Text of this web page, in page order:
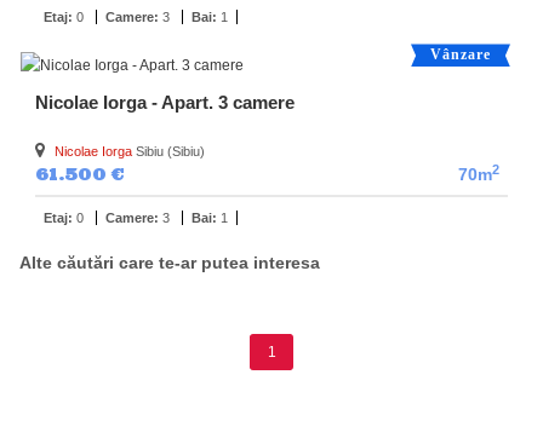
Etaj: 0 Camere: 3 Bai: 1
Vânzare
Nicolae Iorga - Apart. 3 camere
Nicolae Iorga Sibiu (Sibiu)
61.500 € 70m2
Etaj: 0 Camere: 3 Bai: 1
Alte căutări care te-ar putea interesa
1